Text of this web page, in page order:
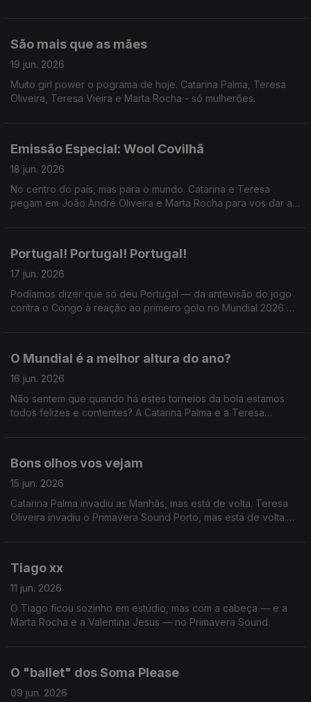
São mais que as mães
19 jun. 2026
Muito girl power o pograma de hoje. Catarina Palma, Teresa
Oliveira, Teresa Vieira e Marta Rocha - só mulherões.
Emissão Especial: Wool Covilhã
18 jun. 2026
No centro do país, mas para o mundo. Catarina e Teresa
pegam em João André Oliveira e Marta Rocha para vos dar a
Portugal! Portugal! Portugal!
17 jun. 2026
Podíamos dizer que só deu Portugal — da antevisão do jogo
contra o Congo à reação ao primeiro golo no Mundial 2026 —,
O Mundial é a melhor altura do ano?
16 jun. 2026
Não sentem que quando há estes torneios da bola estamos
todos felizes e contentes? A Catarina Palma e a Teresa
Bons olhos vos vejam
15 jun. 2026
Catarina Palma invadiu as Manhãs, mas está de volta. Teresa
Oliveira invadiu o Primavera Sound Porto, mas está de volta.
Tiago xx
11 jun. 2026
O Tiago ficou sozinho em estúdio, mas com a cabeça — e a
Marta Rocha e a Valentina Jesus — no Primavera Sound.
O "ballet" dos Soma Please
09 jun. 2026